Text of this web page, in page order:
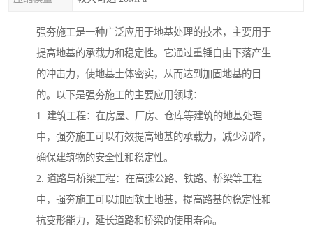
强夯施工是一种广泛应用于地基处理的技术，主要用于
提高地基的承载力和稳定性。它通过重锤自由下落产生
的冲击力，使地基土体密实，从而达到加固地基的目
的。以下是强夯施工的主要应用领域：
1. 建筑工程：在房屋、厂房、仓库等建筑的地基处理
中，强夯施工可以有效提高地基的承载力，减少沉降，
确保建筑物的安全性和稳定性。
2. 道路与桥梁工程：在高速公路、铁路、桥梁等工程
中，强夯施工可以加固软土地基，提高路基的稳定性和
抗变形能力，延长道路和桥梁的使用寿命。